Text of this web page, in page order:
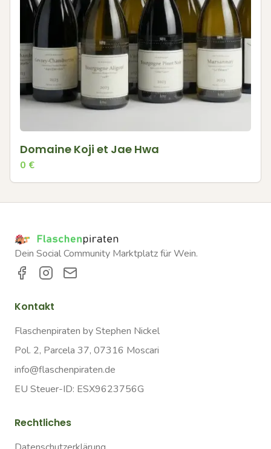
Domaine Koji et Jae Hwa
0 €
Dein Social Community Marktplatz für Wein.
Kontakt
Flaschenpiraten by Stephen Nickel
Pol. 2, Parcela 37, 07316 Moscari
info@flaschenpiraten.de
EU Steuer-ID: ESX9623756G
Rechtliches